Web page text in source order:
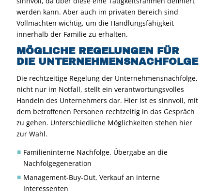
werden kann. Aber auch im privaten Bereich sind
Vollmachten wichtig, um die Handlungsfähigkeit
innerhalb der Familie zu erhalten.
MÖGLICHE REGELUNGEN FÜR
DIE UNTERNEHMENSNACHFOLGE
Die rechtzeitige Regelung der Unternehmensnachfolge,
nicht nur im Notfall, stellt ein verantwortungsvolles
Handeln des Unternehmers dar. Hier ist es sinnvoll, mit
dem betroffenen Personen rechtzeitig in das Gespräch
zu gehen. Unterschiedliche Möglichkeiten stehen hier
zur Wahl.
Familieninterne Nachfolge, Übergabe an die
Nachfolgegeneration
Management-Buy-Out, Verkauf an interne
Interessenten